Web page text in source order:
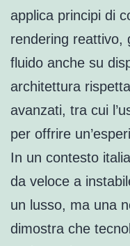
applica principi di
rendering reattivo,
fluido anche su
architettura
avanzati, tra cui
per offrire
In un contesto
da veloce a
un lusso, ma una
dimostra che